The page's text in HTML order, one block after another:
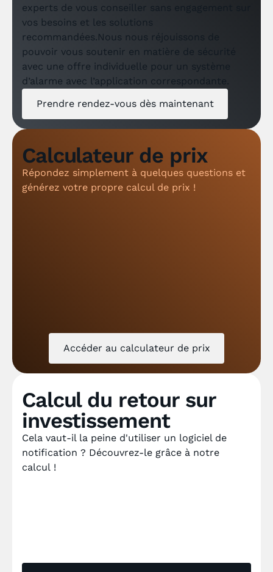
experts de vous conseiller sans engagement sur
vos besoins et les solutions
recommandées.Nous nous réjouissons de
pouvoir vous soutenir en matière de sécurité
avec une offre individuelle pour un système
d’alarme avec l’application correspondante.
Prendre rendez-vous dès maintenant
Calculateur de prix
Répondez simplement à quelques questions et
générez votre propre calcul de prix !
Accéder au calculateur de prix
Calcul du retour sur
investissement
Cela vaut-il la peine d'utiliser un logiciel de
notification ? Découvrez-le grâce à notre
calcul !